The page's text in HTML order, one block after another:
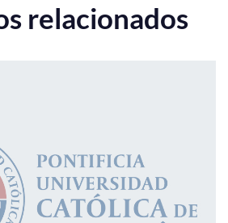
relacionados